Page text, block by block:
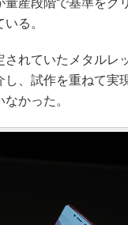
る。
れていたメタルレ
し、試作を重ねて実
かった。